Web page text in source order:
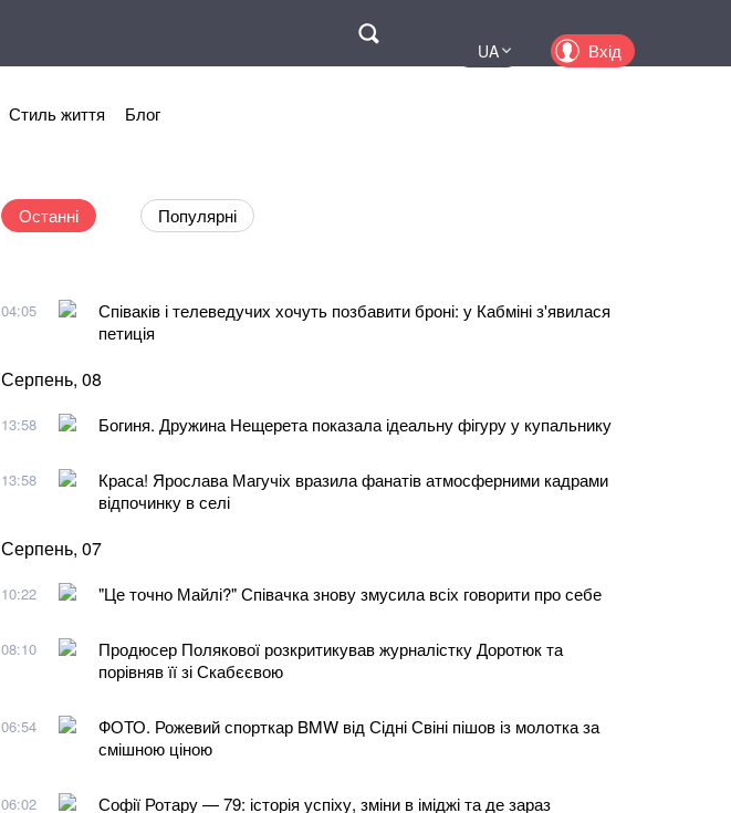
UA
Вхід
Стиль життя Блог
Останні Популярні
04:05
Співаків і телеведучих хочуть позбавити броні: у Кабміні з'явилася
петиція
Серпень, 08
13:58 Богиня. Дружина Нещерета показала ідеальну фігуру у купальнику
13:58
Краса! Ярослава Магучіх вразила фанатів атмосферними кадрами
відпочинку в селі
Серпень, 07
10:22 "Це точно Майлі?" Співачка знову змусила всіх говорити про себе
08:10
Продюсер Полякової розкритикував журналістку Доротюк та
порівняв її зі Скабєєвою
06:54
ФОТО. Рожевий спорткар BMW від Сідні Свіні пішов із молотка за
смішною ціною
06:02
Софії Ротару — 79: історія успіху, зміни в іміджі та де зараз